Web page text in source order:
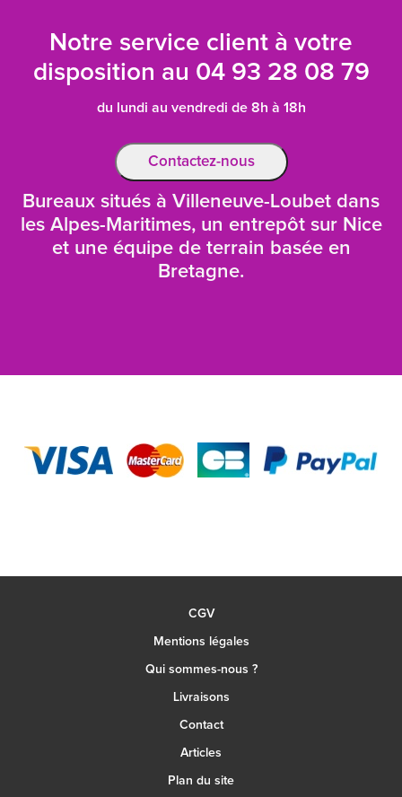
Notre service client à votre
disposition au 04 93 28 08 79
du lundi au vendredi de 8h à 18h
Contactez-nous
Bureaux situés à Villeneuve-Loubet dans
les Alpes-Maritimes, un entrepôt sur Nice
et une équipe de terrain basée en
Bretagne.
CGV
Mentions légales
Qui sommes-nous ?
Livraisons
Contact
Articles
Plan du site